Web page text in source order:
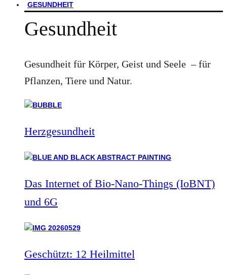
GESUNDHEIT
Gesundheit
Gesundheit für Körper, Geist und Seele – für
Pflanzen, Tiere und Natur.
Herzgesundheit
Das Internet of Bio-Nano-Things (IoBNT)
und 6G
Geschützt: 12 Heilmittel